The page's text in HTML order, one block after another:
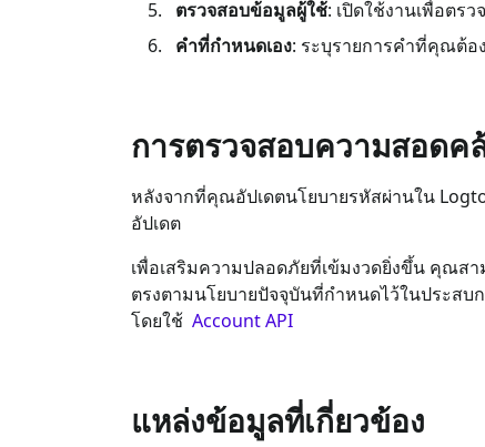
ตรวจสอบข้อมูลผู้ใช้: เปิดใช้งานเพื่อตร
คำที่กำหนดเอง: ระบุรายการคำที่คุณต้อ
การตรวจสอบความสอดค
หลังจากที่คุณอัปเดตนโยบายรหัสผ่านใน
อัปเดต
เพื่อเสริมความปลอดภัยที่เข้มงวดยิ่งขึ้น คุณส
ตรงตามนโยบายปัจจุบันที่กำหนดไว้ในประส
โดยใช้ Account API
แหล่งข้อมูลที่เกี่ยวข้อง